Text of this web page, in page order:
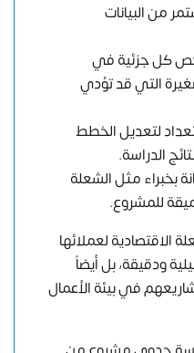
من البيانات
كل جزئية في
التي قد تؤدي
لتعديل الخطط
الدراسة.
بخبراء مثل الشعلة
للمشروع.
الاقتصادية لعملائها
ودقيقة، بل أيضاً
في بيئة الأعمال